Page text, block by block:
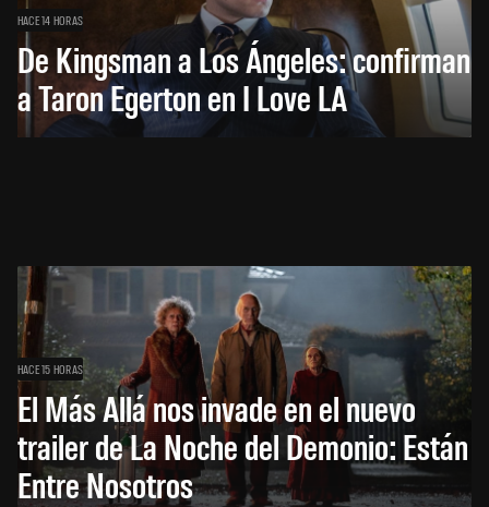
HACE 14 HORAS
De Kingsman a Los Ángeles: confirman
a Taron Egerton en I Love LA
HACE 15 HORAS
El Más Allá nos invade en el nuevo
trailer de La Noche del Demonio: Están
Entre Nosotros